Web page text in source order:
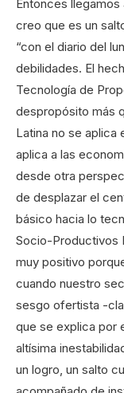
Entonces llegamos
creo que es un
“con el diario del
debilidades. El
Tecnología de
despropósito más
Latina no se
aplica a las
desde otra
de desplazar el
básico hacia lo
Socio-Productivos
muy positivo
cuando nuestro
sesgo ofertista -
que se explica por
altísima
un logro, un salto